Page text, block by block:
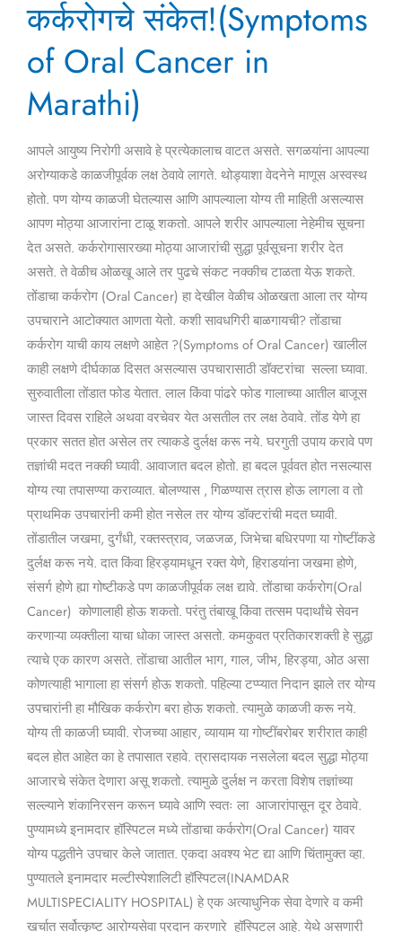
कर्करोगचे संकेत!(Symptoms
of Oral Cancer in
Marathi)
आपले आयुष्य निरोगी असावे हे प्रत्येकालाच वाटत असते. सगळयांना आपल्या
अरोग्याकडे काळजीपूर्वक लक्ष ठेवावे लागते. थोड्याशा वेदनेने माणूस अस्वस्थ
होतो. पण योग्य काळजी घेतल्यास आणि आपल्याला योग्य ती माहिती असल्यास
आपण मोठ्या आजारांना टाळू शकतो. आपले शरीर आपल्याला नेहेमीच सूचना
देत असते. कर्करोगासारख्या मोठ्या आजारांची सुद्धा पूर्वसूचना शरीर देत
असते. ते वेळीच ओळखू आले तर पुढचे संकट नक्कीच टाळता येऊ शकते.
तोंडाचा कर्करोग (Oral Cancer) हा देखील वेळीच ओळखता आला तर योग्य
उपचाराने आटोक्यात आणता येतो. कशी सावधगिरी बाळगायची? तोंडाचा
कर्करोग याची काय लक्षणे आहेत ?(Symptoms of Oral Cancer) खालील
काही लक्षणे दीर्घकाळ दिसत असल्यास उपचारासाठी डॉक्टरांचा सल्ला घ्यावा.
सुरुवातीला तोंडात फोड येतात. लाल किंवा पांढरे फोड गालाच्या आतील बाजूस
जास्त दिवस राहिले अथवा वरचेवर येत असतील तर लक्ष ठेवावे. तोंड येणे हा
प्रकार सतत होत असेल तर त्याकडे दुर्लक्ष करू नये. घरगुती उपाय करावे पण
तज्ञांची मदत नक्की घ्यावी. आवाजात बदल होतो. हा बदल पूर्ववत होत नसल्यास
योग्य त्या तपासण्या कराव्यात. बोलण्यास , गिळण्यास त्रास होऊ लागला व तो
प्राथमिक उपचारांनी कमी होत नसेल तर योग्य डॉक्टरांची मदत घ्यावी.
तोंडातील जखमा, दुर्गंधी, रक्तस्त्राव, जळजळ, जिभेचा बधिरपणा या गोष्टींकडे
दुर्लक्ष करू नये. दात किंवा हिरड्यामधून रक्त येणे, हिराडयांना जखमा होणे,
संसर्ग होणे ह्या गोष्टीकडे पण काळजीपूर्वक लक्ष द्यावे. तोंडाचा कर्करोग(Oral
Cancer) कोणालाही होऊ शकतो. परंतु तंबाखू किंवा तत्सम पदार्थांचे सेवन
करणाऱ्या व्यक्तीला याचा धोका जास्त असतो. कमकुवत प्रतिकारशक्ती हे सुद्धा
त्याचे एक कारण असते. तोंडाचा आतील भाग, गाल, जीभ, हिरड्या, ओठ असा
कोणत्याही भागाला हा संसर्ग होऊ शकतो. पहिल्या टप्प्यात निदान झाले तर योग्य
उपचारांनी हा मौखिक कर्करोग बरा होऊ शकतो. त्यामुळे काळजी करू नये.
योग्य ती काळजी घ्यावी. रोजच्या आहार, व्यायाम या गोष्टींबरोबर शरीरात काही
बदल होत आहेत का हे तपासात रहावे. त्रासदायक नसलेला बदल सुद्धा मोठ्या
आजारचे संकेत देणारा असू शकतो. त्यामुळे दुर्लक्ष न करता विशेष तज्ञांच्या
सल्ल्याने शंकानिरसन करून घ्यावे आणि स्वतः ला आजारांपासून दूर ठेवावे.
पुण्यामध्ये इनामदार हॉस्पिटल मध्ये तोंडाचा कर्करोग(Oral Cancer) यावर
योग्य पद्धतीने उपचार केले जातात. एकदा अवश्य भेट द्या आणि चिंतामुक्त व्हा.
पुण्यातले इनामदार मल्टीस्पेशालिटी हॉस्पिटल(INAMDAR
MULTISPECIALITY HOSPITAL) हे एक अत्याधुनिक सेवा देणारे व कमी
खर्चात सर्वोत्कृष्ट आरोग्यसेवा प्रदान करणारे हॉस्पिटल आहे. येथे असणारी
तोंडाचा
कर्करोगचे
संकेत!
(Symptoms
of
Oral
Cancer
in
Marathi)